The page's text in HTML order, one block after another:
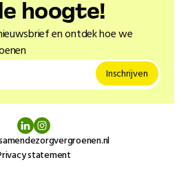
hoogte!
en ontdek hoe we
statement